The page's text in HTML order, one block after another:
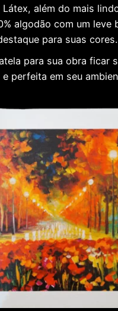
além do mais
algodão com um leve
para suas cores.
para sua obra ficar
e perfeita em seu